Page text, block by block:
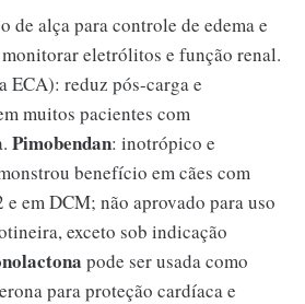
de alça para controle de edema e
eletrólitos e função renal.
reduz pós-carga e
muitos pacientes com
Pimobendan: inotrópico e
benefício em cães com
em DCM; não aprovado para uso
exceto sob indicação
pode ser usada como
para proteção cardíaca e